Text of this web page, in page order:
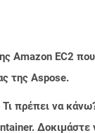
Amazon EC2
της Aspose.
πρέπει να